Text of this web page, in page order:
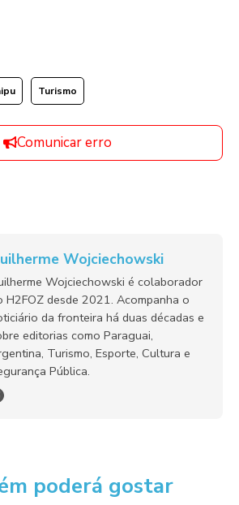
Turismo
Comunicar erro
Wojciechowski
Wojciechowski é colaborador
H2FOZ desde 2021. Acompanha o
da fronteira há duas décadas e
editorias como Paraguai,
Turismo, Esporte, Cultura e
Pública.
poderá gostar